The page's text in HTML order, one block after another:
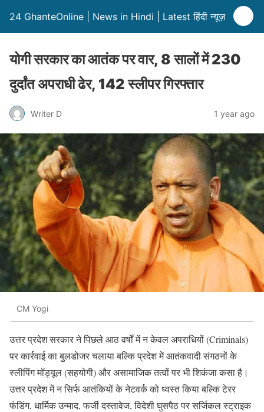
24 GhanteOnline | News in Hindi | Latest हिंदी न्यूज़
योगी सरकार का आतंक पर वार, 8 सालों में 230
दुर्दांत अपराधी ढेर, 142 स्लीपर गिरफ्तार
Writer D 1 year ago
CM Yogi
उत्तर प्रदेश सरकार ने पिछले आठ वर्षों में न केवल अपराधियों (Criminals)
पर कार्रवाई का बुलडोजर चलाया बल्कि प्रदेश में आतंकवादी संगठनों के
स्लीपिंग मॉड्यूल (सहयोगी) और असामाजिक तत्वों पर भी शिकंजा कसा है।
उत्तर प्रदेश में न सिर्फ आतंकियों के नेटवर्क को ध्वस्त किया बल्कि टेरर
फंडिंग, धार्मिक उन्माद, फर्जी दस्तावेज, विदेशी घुसपैठ पर सर्जिकल स्ट्राइक